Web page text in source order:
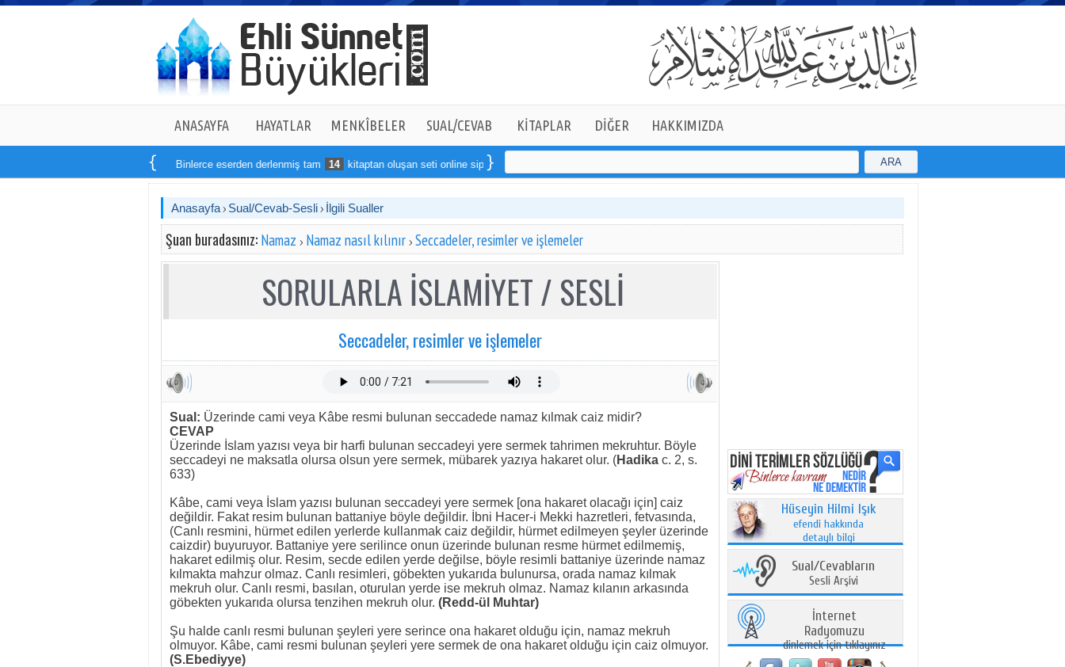
ANASAYFA HAYATLAR MENKÎBELER SUAL/CEVAB KİTAPLAR DİĞER HAKKIMIZDA
Binlerce eserden derlenmiş tam 14 kitaptan oluşan seti online sipariş verebilirsiniz ARA
Anasayfa Sual/Cevab-Sesli İlgili Sualler
Şuan buradasınız: Namaz Namaz nasıl kılınır Seccadeler, resimler ve işlemeler
SORULARLA İSLAMİYET / SESLİ
Seccadeler, resimler ve işlemeler
Sual: Üzerinde cami veya Kâbe resmi bulunan seccadede namaz kılmak caiz midir?
CEVAP
Üzerinde İslam yazısı veya bir harfi bulunan seccadeyi yere sermek tahrimen mekruhtur. Böyle
seccadeyi ne maksatla olursa olsun yere sermek, mübarek yazıya hakaret olur. (Hadika c. 2, s.
633)
Kâbe, cami veya İslam yazısı bulunan seccadeyi yere sermek [ona hakaret olacağı için] caiz
değildir. Fakat resim bulunan battaniye böyle değildir. İbni Hacer-i Mekki hazretleri, fetvasında,
(Canlı resmini, hürmet edilen yerlerde kullanmak caiz değildir, hürmet edilmeyen şeyler üzerinde
caizdir) buyuruyor. Battaniye yere serilince onun üzerinde bulunan resme hürmet edilmemiş,
hakaret edilmiş olur. Resim, secde edilen yerde değilse, böyle resimli battaniye üzerinde namaz
kılmakta mahzur olmaz. Canlı resimleri, göbekten yukarıda bulunursa, orada namaz kılmak
mekruh olur. Canlı resmi, basılan, oturulan yerde ise mekruh olmaz. Namaz kılanın arkasında
göbekten yukarıda olursa tenzihen mekruh olur. (Redd-ül Muhtar)
Şu halde canlı resmi bulunan şeyleri yere serince ona hakaret olduğu için, namaz mekruh
olmuyor. Kâbe, cami resmi bulunan şeyleri yere sermek de ona hakaret olduğu için caiz olmuyor.
(S.Ebediyye)
Hüseyin Hilmi Işık
efendi hakkında
detaylı bilgi
Sual/Cevabların
Sesli Arşivi
İnternet
Radyomuzu
dinlemek için tıklayınız